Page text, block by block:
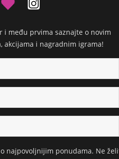
i među prvima saznajte o novim
akcijama i nagradnim igrama!
najpovoljnijim ponudama. Ne